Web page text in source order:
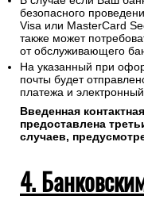
безопасного
Visa или MasterCard
также может
от обслуживающего
На указанный при
почты будет
платежа и
Введенная
предоставлена
случаев,
4.